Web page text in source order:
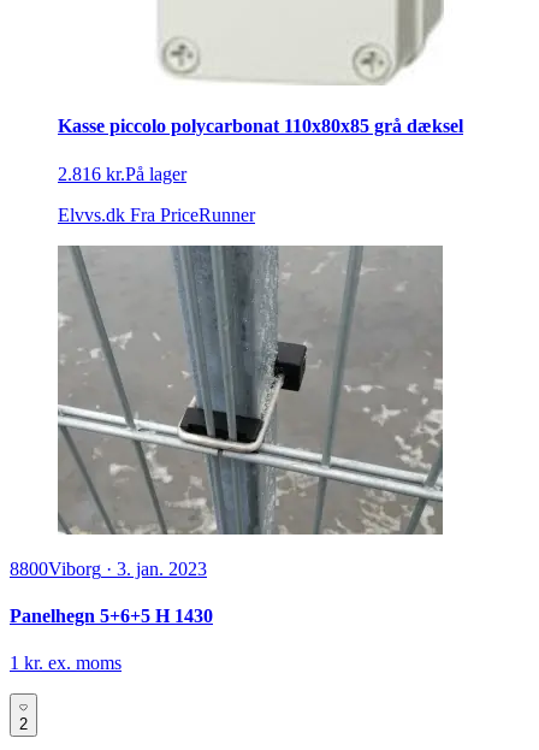
Kasse piccolo polycarbonat 110x80x85 grå dæksel
2.816 kr.På lager
Elvvs.dk Fra PriceRunner
8800Viborg · 3. jan. 2023
Panelhegn 5+6+5 H 1430
1 kr. ex. moms
2